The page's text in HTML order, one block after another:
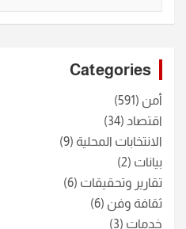
Categories
أمن (591)
اقتصاد (34)
الانتخابات المحلية (9)
بيانات (2)
تقارير وتحقيقات (6)
ثقافة وفن (6)
خدمات (3)